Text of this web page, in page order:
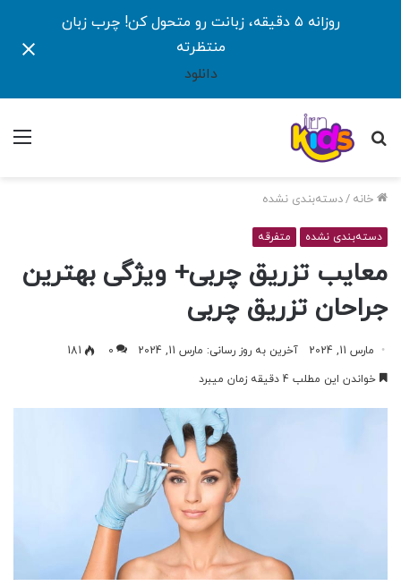
روزانه ۵ دقیقه، زبانت رو متحول کن! چرب زبان
منتظرته
دانلود
جستجو
خانه /دسته‌بندی نشده
دسته‌بندی نشده متفرقه
معایب تزریق چربی+ ویژگی بهترین
جراحان تزریق چربی
مارس 11, 2024 آخرین به روز رسانی: مارس 11, 2024 0
181
خواندن این مطلب 4 دقیقه زمان میبرد